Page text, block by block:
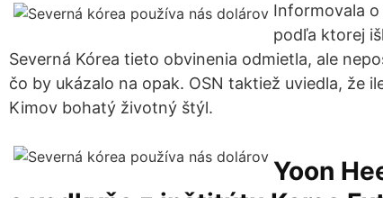
Informovala
podľa ktorej
Severná Kórea tieto obvinenia odmietla, ale
čo by ukázalo na opak. OSN taktiež uviedla, že
Kimov bohatý životný štýl.
Yoon